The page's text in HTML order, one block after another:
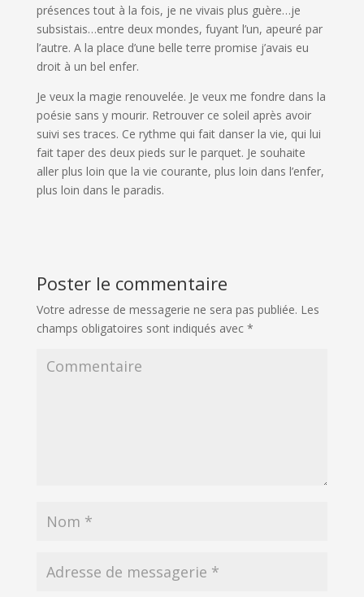
présences tout à la fois, je ne vivais plus guère…je
subsistais…entre deux mondes, fuyant l’un, apeuré par
l’autre. A la place d’une belle terre promise j’avais eu
droit à un bel enfer.
Je veux la magie renouvelée. Je veux me fondre dans la
poésie sans y mourir. Retrouver ce soleil après avoir
suivi ses traces. Ce rythme qui fait danser la vie, qui lui
fait taper des deux pieds sur le parquet. Je souhaite
aller plus loin que la vie courante, plus loin dans l’enfer,
plus loin dans le paradis.
Poster le commentaire
Votre adresse de messagerie ne sera pas publiée. Les
champs obligatoires sont indiqués avec *